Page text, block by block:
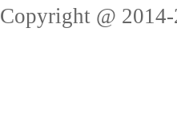
Copyright @